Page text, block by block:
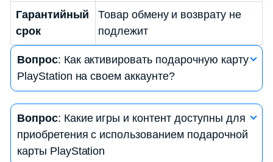
Гарантийный
срок
Товар обмену и возврату не
подлежит
Вопрос: Как активировать подарочную карту
PlayStation на своем аккаунте?
Ответ: Для активации подарочной карты
PlayStation на своем аккаунте, вам нужно:
— Зайти в свой аккаунт PlayStation Network
(PSN).
Вопрос: Какие игры и контент доступны для
приобретения с использованием подарочной
карты PlayStation